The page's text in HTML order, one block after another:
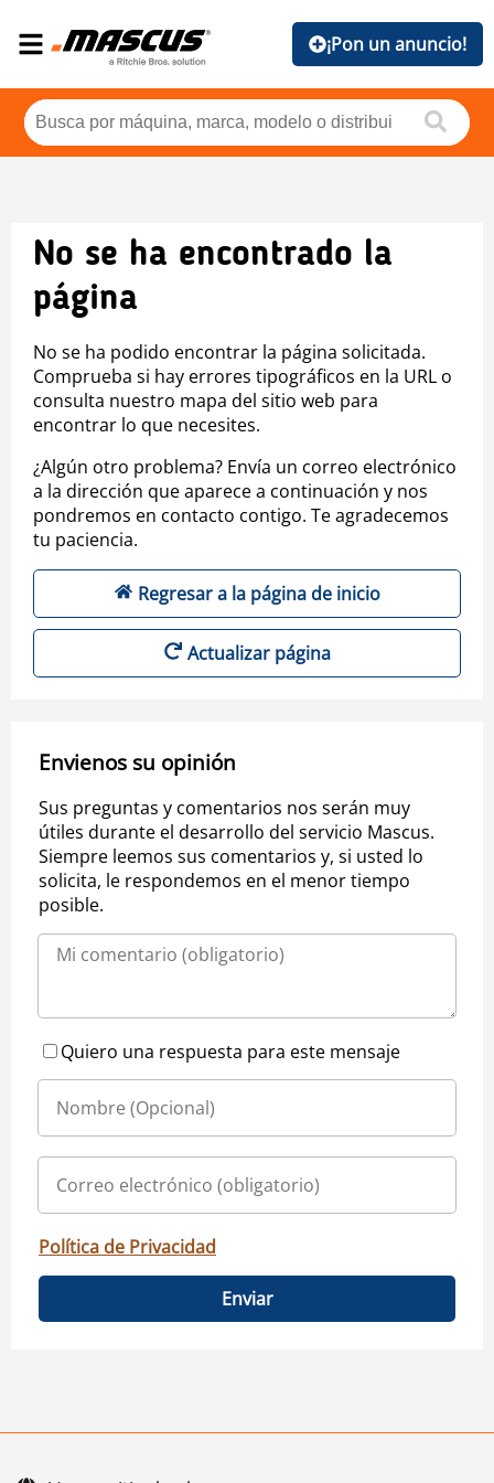
¡Pon un anuncio!
No se ha encontrado la
página
No se ha podido encontrar la página solicitada.
Comprueba si hay errores tipográficos en la URL o
consulta nuestro mapa del sitio web para
encontrar lo que necesites.
¿Algún otro problema? Envía un correo electrónico
a la dirección que aparece a continuación y nos
pondremos en contacto contigo. Te agradecemos
tu paciencia.
Regresar a la página de inicio
Actualizar página
Envienos su opinión
Sus preguntas y comentarios nos serán muy
útiles durante el desarrollo del servicio Mascus.
Siempre leemos sus comentarios y, si usted lo
solicita, le respondemos en el menor tiempo
posible.
Quiero una respuesta para este mensaje
Política de Privacidad
Enviar